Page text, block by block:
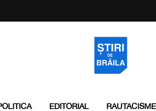
EDITORIAL RAUTACISME